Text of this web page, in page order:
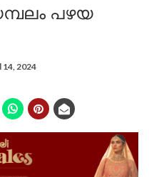
പഴയ
14, 2024